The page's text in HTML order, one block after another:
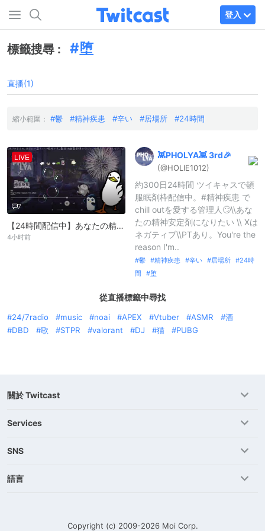
登入
標籤搜尋 : 堕
直播(1)
縮小範圍： 鬱 精神疾患 辛い 居場所 24時間
LIVE
7
【24時間配信中】あなたの精神安定剤になりたい
4小时前
👾PHOLYA👾3rd🎉
(@HOLIE1012)
約300日24時間 ツイキャスで頓
服眠剤枠配信中。#精神疾患 で
chill outを愛する管理人🙄\\あな
たの精神安定剤になりたい \\ Xは
ネガティブ\\PTあり。You're the
reason I'm..
鬱 精神疾患 辛い 居場所
24時
間
堕
從直播標籤中尋找
24/7radio music noai APEX Vtuber ASMR
酒
DBD
歌 STPR valorant DJ 猫 PUBG
關於 Twitcast
Services
SNS
語言
Copyright (c) 2009-2026 Moi Corp.